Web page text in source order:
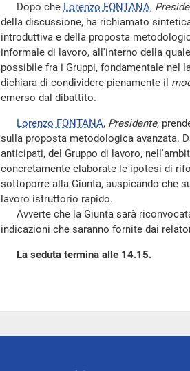
Dopo che Lorenzo FONTANA,
della discussione, ha richiamato
introduttiva e della proposta
informale di lavoro, all'interno della
possibile fra i Gruppi, fondamentale nel
dichiara di condividere pienamente il
emerso dal dibattito.
Lorenzo FONTANA, Presidente,
sulla proposta metodologica avanzata.
anticipati, del Gruppo di lavoro,
concretamente elaborate le ipotesi di
sottoporre alla Giunta, auspicando che
lavoro istruttorio rapido.
Avverte che la Giunta sarà
indicazioni che saranno fornite dai
La seduta termina alle 14.15.